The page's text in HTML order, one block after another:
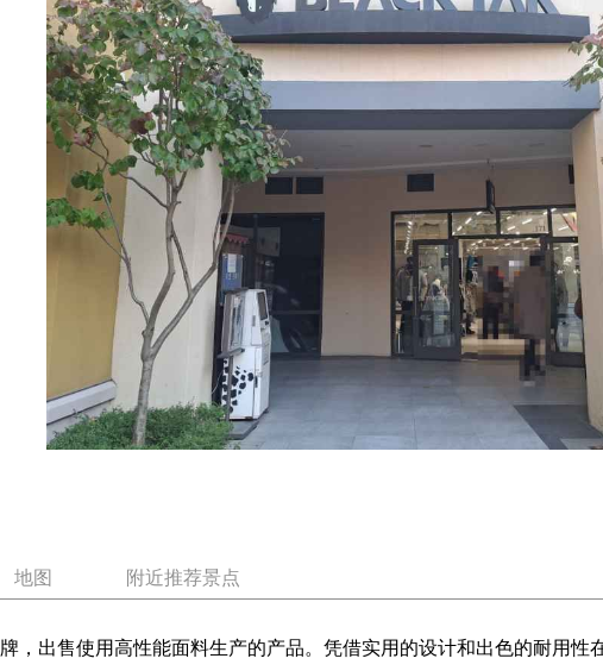
地图 附近推荐景点
，出售使用高性能面料生产的产品。凭借实用的设计和出色的耐用性